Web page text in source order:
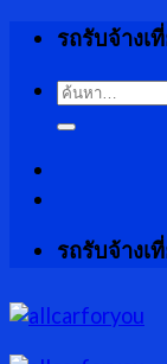
Skip
content
รถรับจ้างเ
ค้นหา:
รถรับจ้างเ